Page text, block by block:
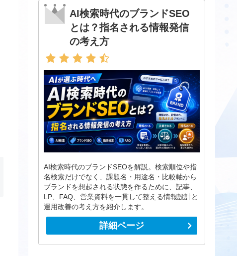
AI検索時代のブランドSEO
とは？指名される情報発信
の考え方
AI検索時代のブランドSEOを解説。検索順位や指
名検索だけでなく、課題名・用途名・比較軸から
ブランドを想起される状態を作るために、記事、
LP、FAQ、営業資料を一貫して整える情報設計と
運用改善の考え方を紹介します。
詳細ページ